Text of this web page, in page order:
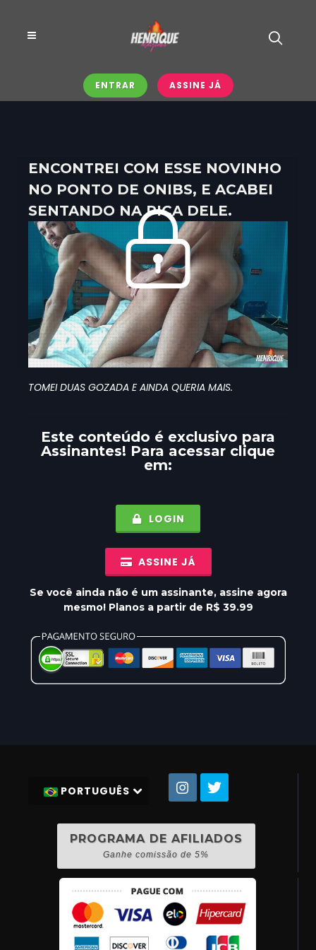
ENTRAR ASSINE JÁ
ENCONTREI COM ESSE NOVINHO
NO PONTO DE ONIBS, E ACABEI
SENTANDO NA PICA DELE.
TOMEI DUAS GOZADA E AINDA QUERIA MAIS.
Este conteúdo é exclusivo para
Assinantes! Para acessar clique
em:
LOGIN
ASSINE JÁ
Se você ainda não é um assinante, assine agora
mesmo! Planos a partir de R$ 39.99
PORTUGUÊS
PROGRAMA DE AFILIADOS
Ganhe comissão de 5%